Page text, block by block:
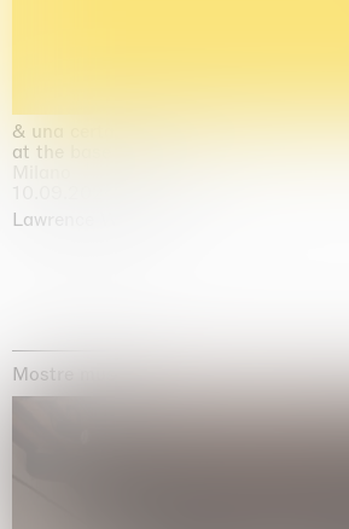
& una certa massa alla base di tutto
at the base of it all
Lawrence Weiner
Mostre museali